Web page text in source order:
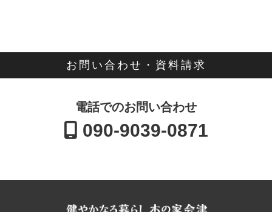
お問い合わせ・資料請求
電話でのお問い合わせ
090-9039-0871